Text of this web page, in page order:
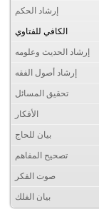
إرشاد الحكم
الكافي للفتاوي
إرشاد الحديث وعلومه
إرشاد أصول الفقه
تحقيق المسائل
الأفكار
بيان للحاج
تصحيح المفاهم
صوت الفكر
بيان الفلك